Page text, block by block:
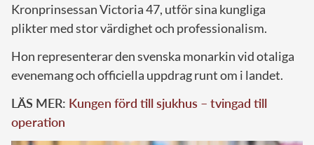
Kronprinsessan Victoria 47, utför sina kungliga
plikter med stor värdighet och professionalism.
Hon representerar den svenska monarkin vid otaliga
evenemang och officiella uppdrag runt om i landet.
LÄS MER: Kungen förd till sjukhus – tvingad till
operation